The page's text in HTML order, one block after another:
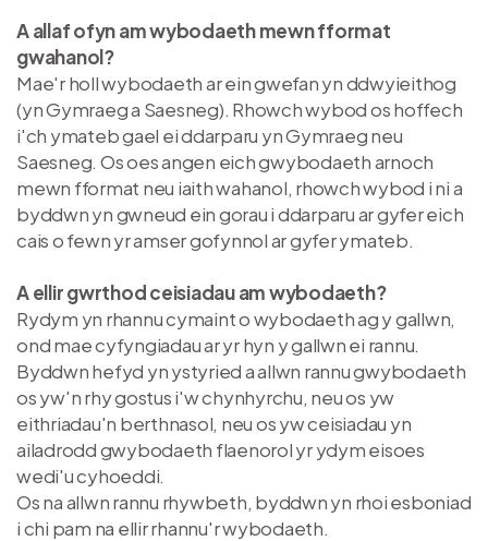
A allaf ofyn am wybodaeth mewn fformat
gwahanol?
Mae'r holl wybodaeth ar ein gwefan yn ddwyieithog
(yn Gymraeg a Saesneg). Rhowch wybod os hoffech
i'ch ymateb gael ei ddarparu yn Gymraeg neu
Saesneg. Os oes angen eich gwybodaeth arnoch
mewn fformat neu iaith wahanol, rhowch wybod i ni a
byddwn yn gwneud ein gorau i ddarparu ar gyfer eich
cais o fewn yr amser gofynnol ar gyfer ymateb.
A ellir gwrthod ceisiadau am wybodaeth?
Rydym yn rhannu cymaint o wybodaeth ag y gallwn,
ond mae cyfyngiadau ar yr hyn y gallwn ei rannu.
Byddwn hefyd yn ystyried a allwn rannu gwybodaeth
os yw'n rhy gostus i'w chynhyrchu, neu os yw
eithriadau'n berthnasol, neu os yw ceisiadau yn
ailadrodd gwybodaeth flaenorol yr ydym eisoes
wedi'u cyhoeddi.
Os na allwn rannu rhywbeth, byddwn yn rhoi esboniad
i chi pam na ellir rhannu'r wybodaeth.